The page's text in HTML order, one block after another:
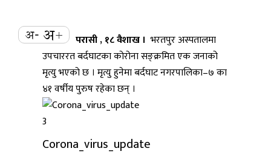
परासी , १८ वैशाख ।भरतपुर अस्पतालमा
उपचाररत बर्दघाटका कोरोना सङ्क्रमित एक जनाको
मृत्यु भएको छ । मृत्यु हुनेमा बर्दघाट नगरपालिका–७ का
४१ वर्षीय पुरुष रहेका छन् ।
Corona_virus_update